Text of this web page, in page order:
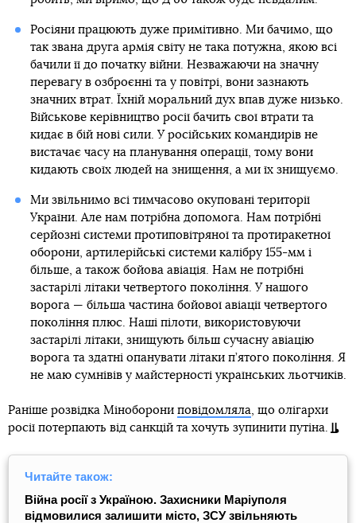
Росіяни працюють дуже примітивно. Ми бачимо, що
так звана друга армія світу не така потужна, якою всі
бачили її до початку війни. Незважаючи на значну
перевагу в озброєнні та у повітрі, вони зазнають
значних втрат. Їхній моральний дух впав дуже низько.
Військове керівництво росії бачить свої втрати та
кидає в бій нові сили. У російських командирів не
вистачає часу на планування операції, тому вони
кидають своїх людей на знищення, а ми їх знищуємо.
Ми звільнимо всі тимчасово окуповані території
України. Але нам потрібна допомога. Нам потрібні
серйозні системи протиповітряної та протиракетної
оборони, артилерійські системи калібру 155-мм і
більше, а також бойова авіація. Нам не потрібні
застарілі літаки четвертого покоління. У нашого
ворога — більша частина бойової авіації четвертого
покоління плюс. Наші пілоти, використовуючи
застарілі літаки, знищують більш сучасну авіацію
ворога та здатні опанувати літаки п’ятого покоління. Я
не маю сумнівів у майстерності українських льотчиків.
Раніше розвідка Міноборони повідомляла, що олігархи
росії потерпають від санкцій та хочуть зупинити путіна.
Читайте також:
Війна росії з Україною. Захисники Маріуполя
відмовилися залишити місто, ЗСУ звільняють